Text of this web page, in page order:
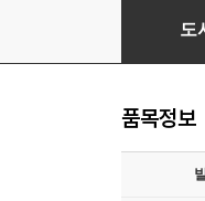
주진우의
도
품목정보